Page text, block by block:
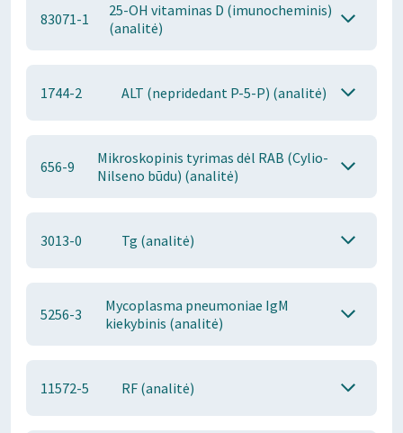
83071-1
25-OH vitaminas D (imunocheminis)
(analitė)
1744-2 ALT (nepridedant P-5-P) (analitė)
656-9
Mikroskopinis tyrimas dėl RAB (Cylio-
Nilseno būdu) (analitė)
3013-0 Tg (analitė)
5256-3
Mycoplasma pneumoniae IgM
kiekybinis (analitė)
11572-5 RF (analitė)